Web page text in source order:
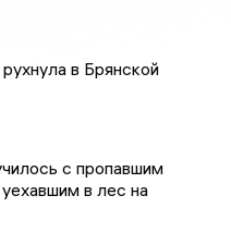
в Брянской
с пропавшим
в лес на